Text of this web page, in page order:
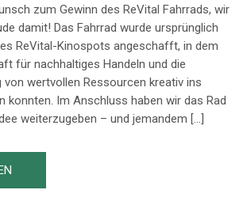
zum Gewinn des ReVital Fahrrads, wir
damit! Das Fahrrad wurde ursprünglich
ReVital-Kinospots angeschafft, in dem
für nachhaltiges Handeln und die
von wertvollen Ressourcen kreativ ins
konnten. Im Anschluss haben wir das Rad
weiterzugeben – und jemandem […]